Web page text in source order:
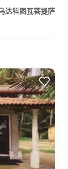
达科图瓦菩提萨